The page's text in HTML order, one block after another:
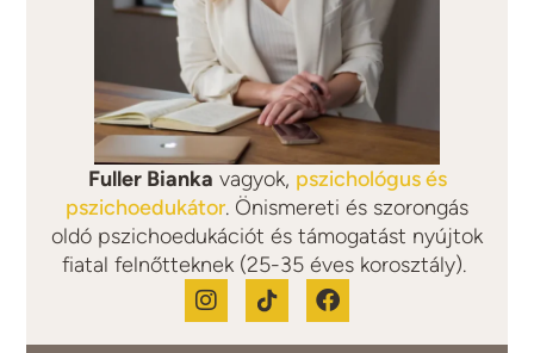
Fuller Bianka vagyok, pszichológus és
pszichoedukátor. Önismereti és szorongás
oldó pszichoedukációt és támogatást nyújtok
fiatal felnőtteknek (25-35 éves korosztály).